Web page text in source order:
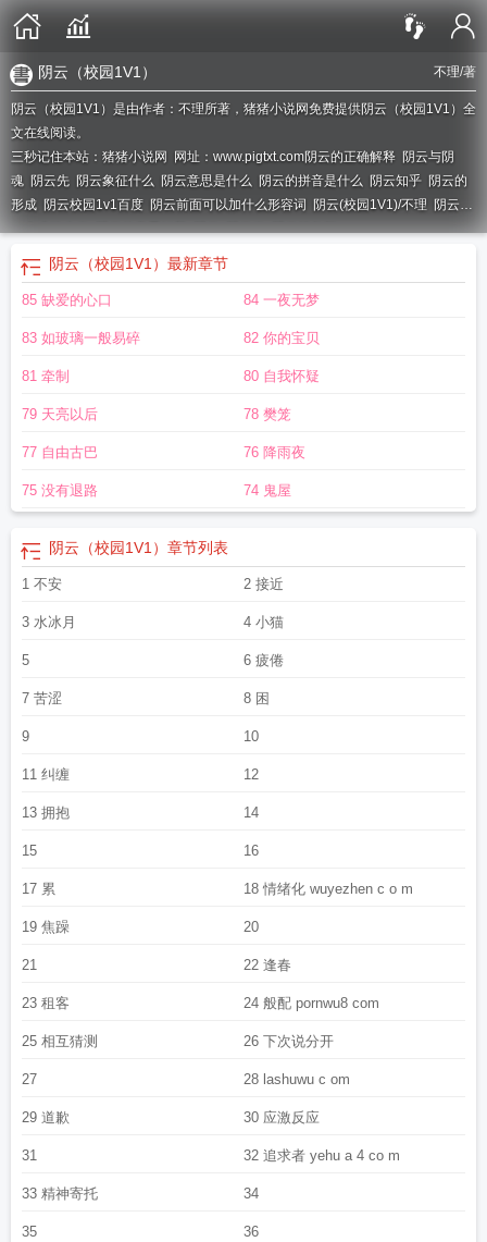
不理/著
阴云（校园1V1）
阴云（校园1V1）是由作者：不理所著，猪猪小说网免费提供阴云（校园1V1）全
文在线阅读。
三秒记住本站：猪猪小说网 网址：www.pigtxt.com阴云的正确解释 阴云与阴
魂 阴云先 阴云象征什么 阴云意思是什么 阴云的拼音是什么 阴云知乎 阴云的
形成 阴云校园1v1百度 阴云前面可以加什么形容词 阴云(校园1V1)/不理
阴云打
一个准确生肖阴云的意思解释阴云阴云肖阴云笔趣阁
阴云（校园1V1） 最新章节
85 缺爱的心口 84 一夜无梦
83 如玻璃一般易碎 82 你的宝贝
81 牵制 80 自我怀疑
79 天亮以后 78 樊笼
77 自由古巴 76 降雨夜
75 没有退路 74 鬼屋
阴云（校园1V1） 章节列表
1 不安 2 接近
3 水冰月 4 小猫
5 6 疲倦
7 苦涩 8 困
9 10
11 纠缠 12
13 拥抱 14
15 16
17 累 18 情绪化 wuyezhen c o m
19 焦躁 20
21 22 逢春
23 租客 24 般配 pornwu8 com
25 相互猜测 26 下次说分开
27 28 lashuwu c om
29 道歉 30 应激反应
31 32 追求者 yehu a 4 co m
33 精神寄托 34
35 36